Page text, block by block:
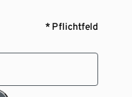
* Pflichtfeld